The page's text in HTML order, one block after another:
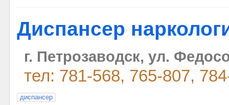
Диспансер
г. Петрозаводск, ул.
тел: 781-568, 765-807,
диспансер